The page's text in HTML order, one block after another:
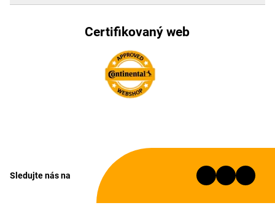
Certifikovaný web
Sledujte nás na